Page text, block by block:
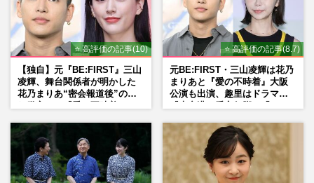
⭐ 高評価の記事(10)
【独自】元『BE:FIRST』三山
凌輝、舞台関係者が明かした
花乃まりあ“密会報道後”の呆
⭐ 高評価の記事(8.7)
元BE:FIRST・三山凌輝は花乃
まりあと『愛の不時着』大阪
公演も出演、趣里はドラマ